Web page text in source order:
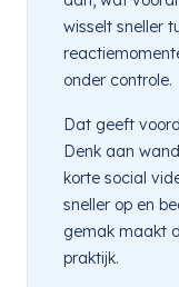
wisselt sneller
onder controle.
Dat geeft
Denk aan
korte social
sneller op en
gemak maakt
praktijk.